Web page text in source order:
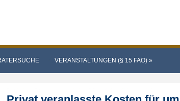
VERANSTALTUNGEN (§ 15 FAO) »